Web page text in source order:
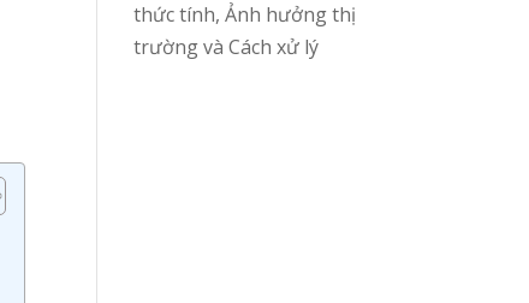
thức tính, Ảnh hưởng thị
trường và Cách xử lý